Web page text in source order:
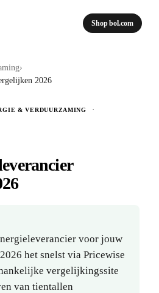
Shop bol.com
›
2026
& VERDUURZAMING
·
voor jouw
het snelst via Pricewise
vergelijkingssite
van tientallen